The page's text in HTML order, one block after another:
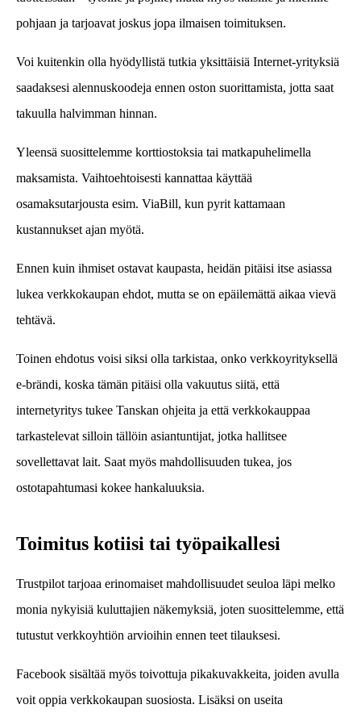
pohjaan ja tarjoavat joskus jopa ilmaisen toimituksen.
Voi kuitenkin olla hyödyllistä tutkia yksittäisiä Internet-yrityksiä
saadaksesi alennuskoodeja ennen oston suorittamista, jotta saat
takuulla halvimman hinnan.
Yleensä suosittelemme korttiostoksia tai matkapuhelimella
maksamista. Vaihtoehtoisesti kannattaa käyttää
osamaksutarjousta esim. ViaBill, kun pyrit kattamaan
kustannukset ajan myötä.
Ennen kuin ihmiset ostavat kaupasta, heidän pitäisi itse asiassa
lukea verkkokaupan ehdot, mutta se on epäilemättä aikaa vievä
tehtävä.
Toinen ehdotus voisi siksi olla tarkistaa, onko verkkoyrityksellä
e-brändi, koska tämän pitäisi olla vakuutus siitä, että
internetyritys tukee Tanskan ohjeita ja että verkkokauppaa
tarkastelevat silloin tällöin asiantuntijat, jotka hallitsee
sovellettavat lait. Saat myös mahdollisuuden tukea, jos
ostotapahtumasi kokee hankaluuksia.
Toimitus kotiisi tai työpaikallesi
Trustpilot tarjoaa erinomaiset mahdollisuudet seuloa läpi melko
monia nykyisiä kuluttajien näkemyksiä, joten suosittelemme, että
tutustut verkkoyhtiön arvioihin ennen teet tilauksesi.
Facebook sisältää myös toivottuja pikakuvakkeita, joiden avulla
voit oppia verkkokaupan suosiosta. Lisäksi on useita